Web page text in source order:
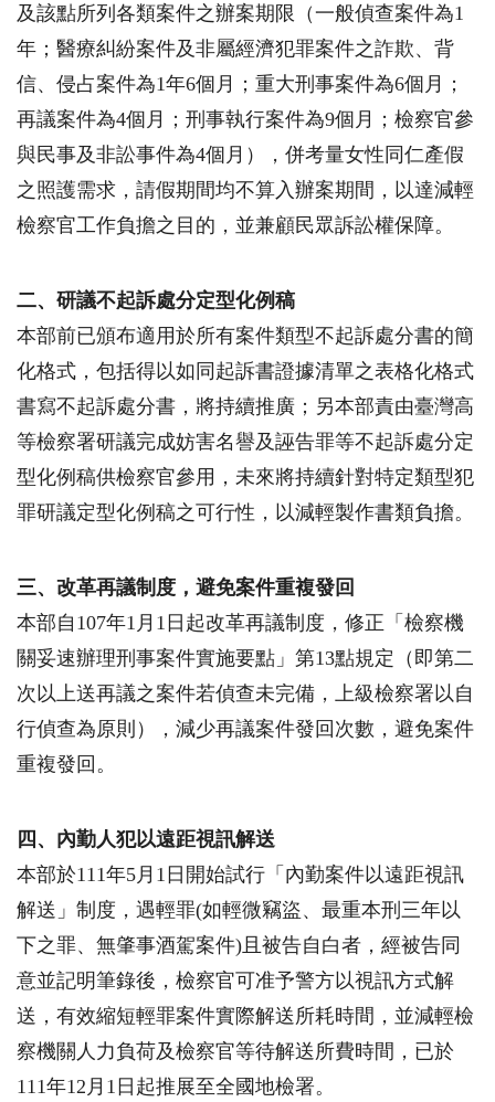
及該點所列各類案件之辦案期限（一般偵查案件為1
年；醫療糾紛案件及非屬經濟犯罪案件之詐欺、背
信、侵占案件為1年6個月；重大刑事案件為6個月；
再議案件為4個月；刑事執行案件為9個月；檢察官參
與民事及非訟事件為4個月），併考量女性同仁產假
之照護需求，請假期間均不算入辦案期間，以達減輕
檢察官工作負擔之目的，並兼顧民眾訴訟權保障。
二、研議不起訴處分定型化例稿
本部前已頒布適用於所有案件類型不起訴處分書的簡
化格式，包括得以如同起訴書證據清單之表格化格式
書寫不起訴處分書，將持續推廣；另本部責由臺灣高
等檢察署研議完成妨害名譽及誣告罪等不起訴處分定
型化例稿供檢察官參用，未來將持續針對特定類型犯
罪研議定型化例稿之可行性，以減輕製作書類負擔。
三、改革再議制度，避免案件重複發回
本部自 107年1 月 1 日起改革再議制度，修正「檢察機
關妥速辦理刑事案件實施要點」第13點規定（即第二
次以上送再議之案件若偵查未完備，上級檢察署以自
行偵查為原則），減少再議案件發回次數，避免案件
重複發回。
四、內勤人犯以遠距視訊解送
本部於111年5 月 1 日開始試行「內勤案件以遠距視訊
解送」制度，遇輕罪(如輕微竊盜、最重本刑三年以
下之罪、無肇事酒駕案件) 且被告自白者，經被告同
意並記明筆錄後，檢察官可准予警方以視訊方式解
送，有效縮短輕罪案件實際解送所耗時間，並減輕檢
察機關人力負荷及檢察官等待解送所費時間，已於
111年12 月 1 日起推展至全國地檢署。